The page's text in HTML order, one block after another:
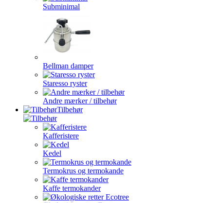
Subminimal
Bellman damper
Staresso ryster
Andre mærker / tilbehør
Tilbehør
Kafferistere
Kedel
Termokrus og termokande
Kaffe termokander